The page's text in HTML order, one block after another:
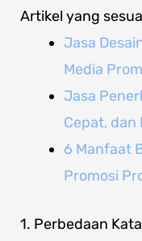
Artikel yang
Jasa
Media
Jasa
Cepat, dan
6 Manfaat
Promosi
1. Perbedaan